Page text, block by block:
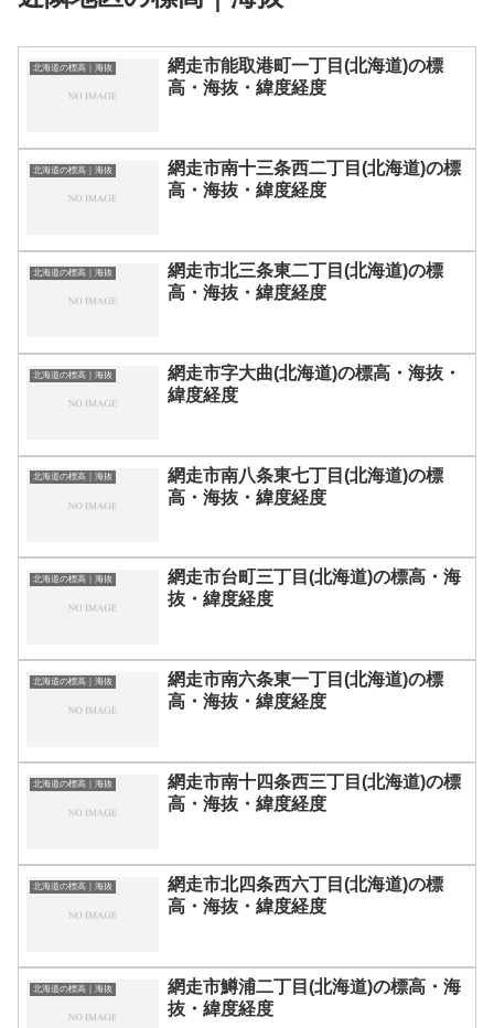
北海道の標高｜海抜
網走市能取港町一丁目(北海道)の標
高・海抜・緯度経度
北海道の標高｜海抜
網走市南十三条西二丁目(北海道)の標
高・海抜・緯度経度
北海道の標高｜海抜
網走市北三条東二丁目(北海道)の標
高・海抜・緯度経度
北海道の標高｜海抜
網走市字大曲(北海道)の標高・海抜・
緯度経度
北海道の標高｜海抜
網走市南八条東七丁目(北海道)の標
高・海抜・緯度経度
北海道の標高｜海抜
網走市台町三丁目(北海道)の標高・海
抜・緯度経度
北海道の標高｜海抜
網走市南六条東一丁目(北海道)の標
高・海抜・緯度経度
北海道の標高｜海抜
網走市南十四条西三丁目(北海道)の標
高・海抜・緯度経度
北海道の標高｜海抜
網走市北四条西六丁目(北海道)の標
高・海抜・緯度経度
北海道の標高｜海抜
網走市鱒浦二丁目(北海道)の標高・海
抜・緯度経度